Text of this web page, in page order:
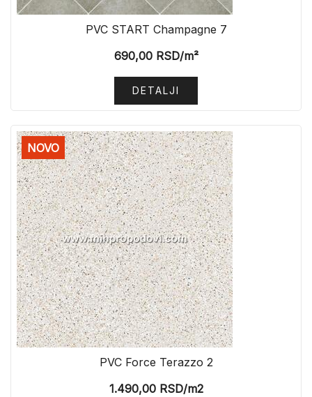
PVC START Champagne 7
690,00RSD/m²
DETALJI
NOVO
PVC Force Terazzo 2
1.490,00RSD/m2